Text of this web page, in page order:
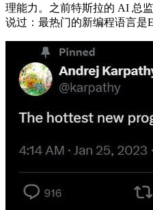
理能力。之前特斯拉的 AI 总
说过：最热门的新编程语言是